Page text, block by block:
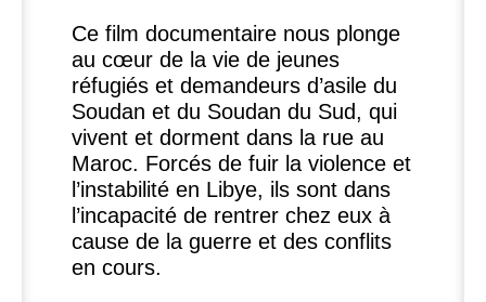
Ce film documentaire nous plonge
au cœur de la vie de jeunes
réfugiés et demandeurs d’asile du
Soudan et du Soudan du Sud, qui
vivent et dorment dans la rue au
Maroc. Forcés de fuir la violence et
l’instabilité en Libye, ils sont dans
l’incapacité de rentrer chez eux à
cause de la guerre et des conflits
en cours.